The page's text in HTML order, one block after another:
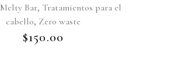
Melty Bar, Tratamientos para el
cabello, Zero waste
$150.00